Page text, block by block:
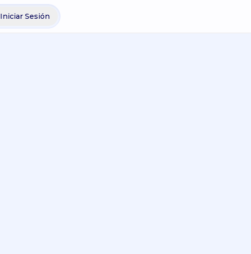
Iniciar Sesión